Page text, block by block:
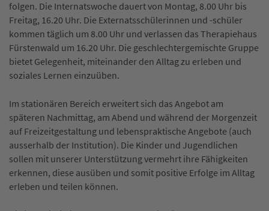
folgen. Die Internatswoche dauert von Montag, 8.00 Uhr bis
Freitag, 16.20 Uhr. Die Externatsschülerinnen und -schüler
kommen täglich um 8.00 Uhr und verlassen das Therapiehaus
Fürstenwald um 16.20 Uhr. Die geschlechtergemischte Gruppe
bietet Gelegenheit, miteinander den Alltag zu erleben und
soziales Lernen einzuüben.
Im stationären Bereich erweitert sich das Angebot am
späteren Nachmittag, am Abend und während der Morgenzeit
auf Freizeitgestaltung und lebenspraktische Angebote (auch
ausserhalb der Institution). Die Kinder und Jugendlichen
sollen mit unserer Unterstützung vermehrt ihre Fähigkeiten
erkennen, diese ausüben und somit positive Erfolge im Alltag
erleben und teilen können.